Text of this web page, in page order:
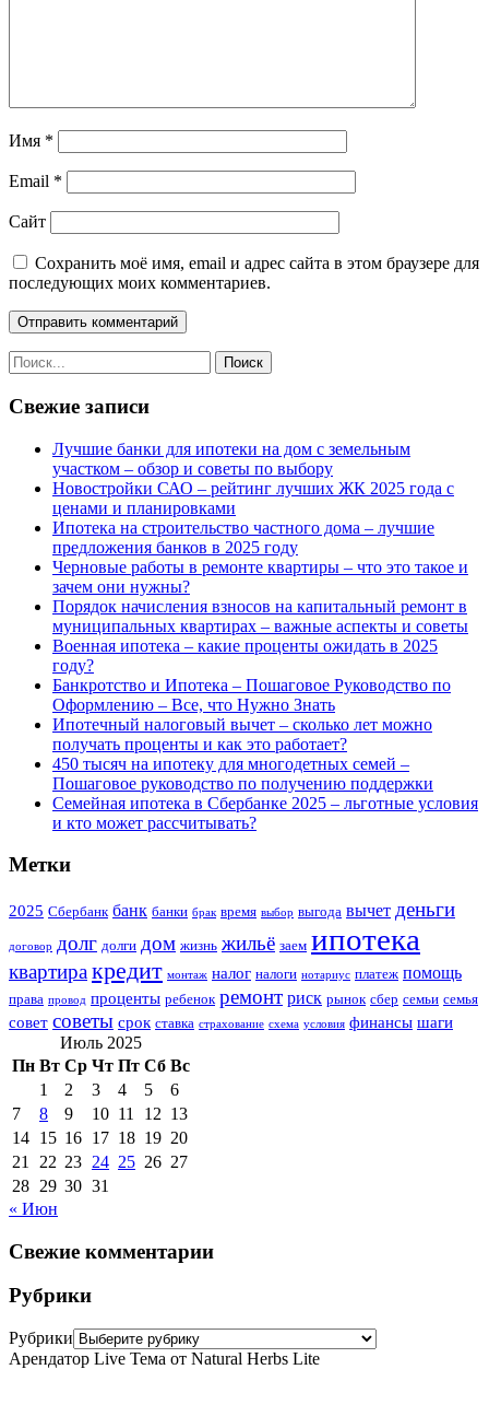
Имя *
Email *
Сайт
Сохранить моё имя, email и адрес сайта в этом браузере для
последующих моих комментариев.
Свежие записи
Лучшие банки для ипотеки на дом с земельным
участком – обзор и советы по выбору
Новостройки САО – рейтинг лучших ЖК 2025 года с
ценами и планировками
Ипотека на строительство частного дома – лучшие
предложения банков в 2025 году
Черновые работы в ремонте квартиры – что это такое и
зачем они нужны?
Порядок начисления взносов на капитальный ремонт в
муниципальных квартирах – важные аспекты и советы
Военная ипотека – какие проценты ожидать в 2025
году?
Банкротство и Ипотека – Пошаговое Руководство по
Оформлению – Все, что Нужно Знать
Ипотечный налоговый вычет – сколько лет можно
получать проценты и как это работает?
450 тысяч на ипотеку для многодетных семей –
Пошаговое руководство по получению поддержки
Семейная ипотека в Сбербанке 2025 – льготные условия
и кто может рассчитывать?
Метки
2025 Сбербанк банк банки брак время выбор выгода вычет деньги
договор долг долги дом жизнь жильё заем ипотека
квартиракредит монтаж налог налоги нотариус платеж помощь
права провод проценты ребенок ремонт риск рынок сбер семьи семья
совет советы срок ставка страхование схема условия финансы шаги
Июль 2025
Пн Вт Ср Чт Пт Сб Вс
1
2 3 4 5
6
7
8 9 10 11 12 13
14 15 16 17 18 19 20
21
22 23 24 25 26 27
28 29 30 31
« Июн
Свежие комментарии
Рубрики
Рубрики
Арендатор Live Тема от Natural Herbs Lite